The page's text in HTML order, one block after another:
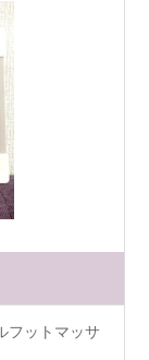
フットマッサ